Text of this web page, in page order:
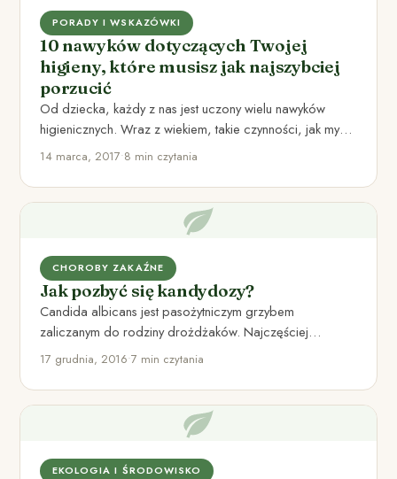
PORADY I WSKAZÓWKI
10 nawyków dotyczących Twojej
higieny, które musisz jak najszybciej
porzucić
Od dziecka, każdy z nas jest uczony wielu nawyków
higienicznych. Wraz z wiekiem, takie czynności, jak mycie
zębów,…
14 marca, 2017•8 min czytania
CHOROBY ZAKAŹNE
Jak pozbyć się kandydozy?
Candida albicans jest pasożytniczym grzybem
zaliczanym do rodziny drożdżaków. Najczęściej
umiejscowiona jest w przewodzie pokarmowym
17 grudnia, 2016•7 min czytania
EKOLOGIA I ŚRODOWISKO